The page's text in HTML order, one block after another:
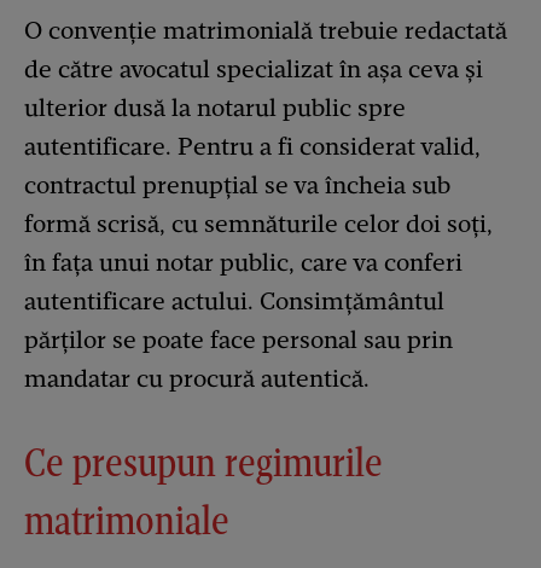
O convenție matrimonială trebuie redactată
de către avocatul specializat în așa ceva și
ulterior dusă la notarul public spre
autentificare. Pentru a fi considerat valid,
contractul prenupțial se va încheia sub
formă scrisă, cu semnăturile celor doi soți,
în fața unui notar public, care va conferi
autentificare actului. Consimțământul
părților se poate face personal sau prin
mandatar cu procură autentică.
Ce presupun regimurile
matrimoniale